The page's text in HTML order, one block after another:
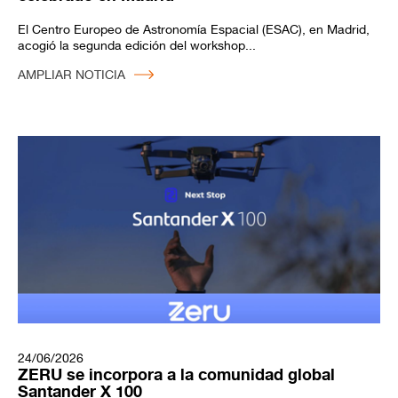
El Centro Europeo de Astronomía Espacial (ESAC), en Madrid,
acogió la segunda edición del workshop...
AMPLIAR NOTICIA
24/06/2026
ZERU se incorpora a la comunidad global
Santander X 100